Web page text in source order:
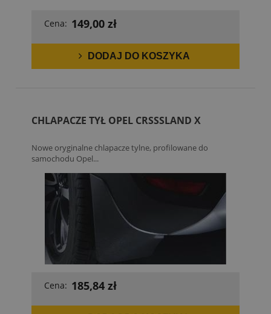
Cena: 149,00 zł
DODAJ DO KOSZYKA
CHLAPACZE TYŁ OPEL CRSSSLAND X
Nowe oryginalne chlapacze tylne, profilowane do
samochodu Opel...
Cena: 185,84 zł